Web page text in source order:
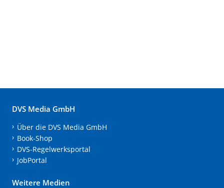
DVS Media GmbH
Über die DVS Media GmbH
Book-Shop
DVS-Regelwerksportal
JobPortal
Weitere Medien